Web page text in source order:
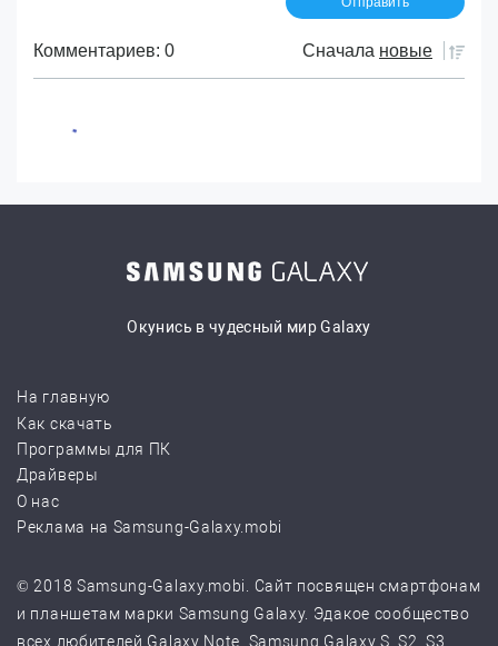
Комментариев: 0 Сначала новые
Окунись в чудесный мир Galaxy
На главную
Как скачать
Программы для ПК
Драйверы
О нас
Реклама на Samsung-Galaxy.mobi
© 2018 Samsung-Galaxy.mobi. Сайт посвящен смартфонам
и планшетам марки Samsung Galaxy. Эдакое сообщество
всех любителей Galaxy Note, Samsung Galaxy S, S2, S3,